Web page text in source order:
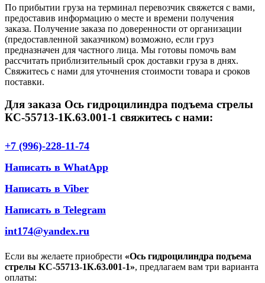
По прибытии груза на терминал перевозчик свяжется с вами,
предоставив информацию о месте и времени получения
заказа. Получение заказа по доверенности от организации
(предоставленной заказчиком) возможно, если груз
предназначен для частного лица. Мы готовы помочь вам
рассчитать приблизительный срок доставки груза в днях.
Свяжитесь с нами для уточнения стоимости товара и сроков
поставки.
Для заказа Ось гидроцилиндра подъема стрелы
КС-55713-1К.63.001-1 свяжитесь с нами:
+7 (996)-228-11-74
Написать в WhatApp
Написать в Viber
Написать в Telegram
int174@yandex.ru
Если вы желаете приобрести «Ось гидроцилиндра подъема
стрелы КС-55713-1К.63.001-1», предлагаем вам три варианта
оплаты: